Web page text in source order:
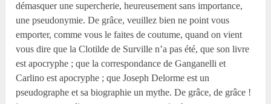
démasquer une supercherie, heureusement sans importance,
une pseudonymie. De grâce, veuillez bien ne point vous
emporter, comme vous le faites de coutume, quand on vient
vous dire que la Clotilde de Surville n’a pas été, que son livre
est apocryphe ; que la correspondance de Ganganelli et
Carlino est apocryphe ; que Joseph Delorme est un
pseudographe et sa biographie un mythe. De grâce, de grâce !